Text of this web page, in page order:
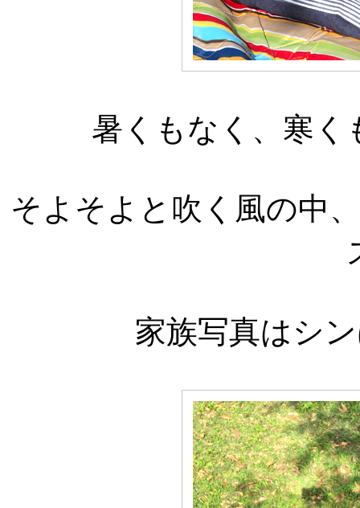
暑くもなく、寒く
そよそよと吹く風の中
家族写真はシ